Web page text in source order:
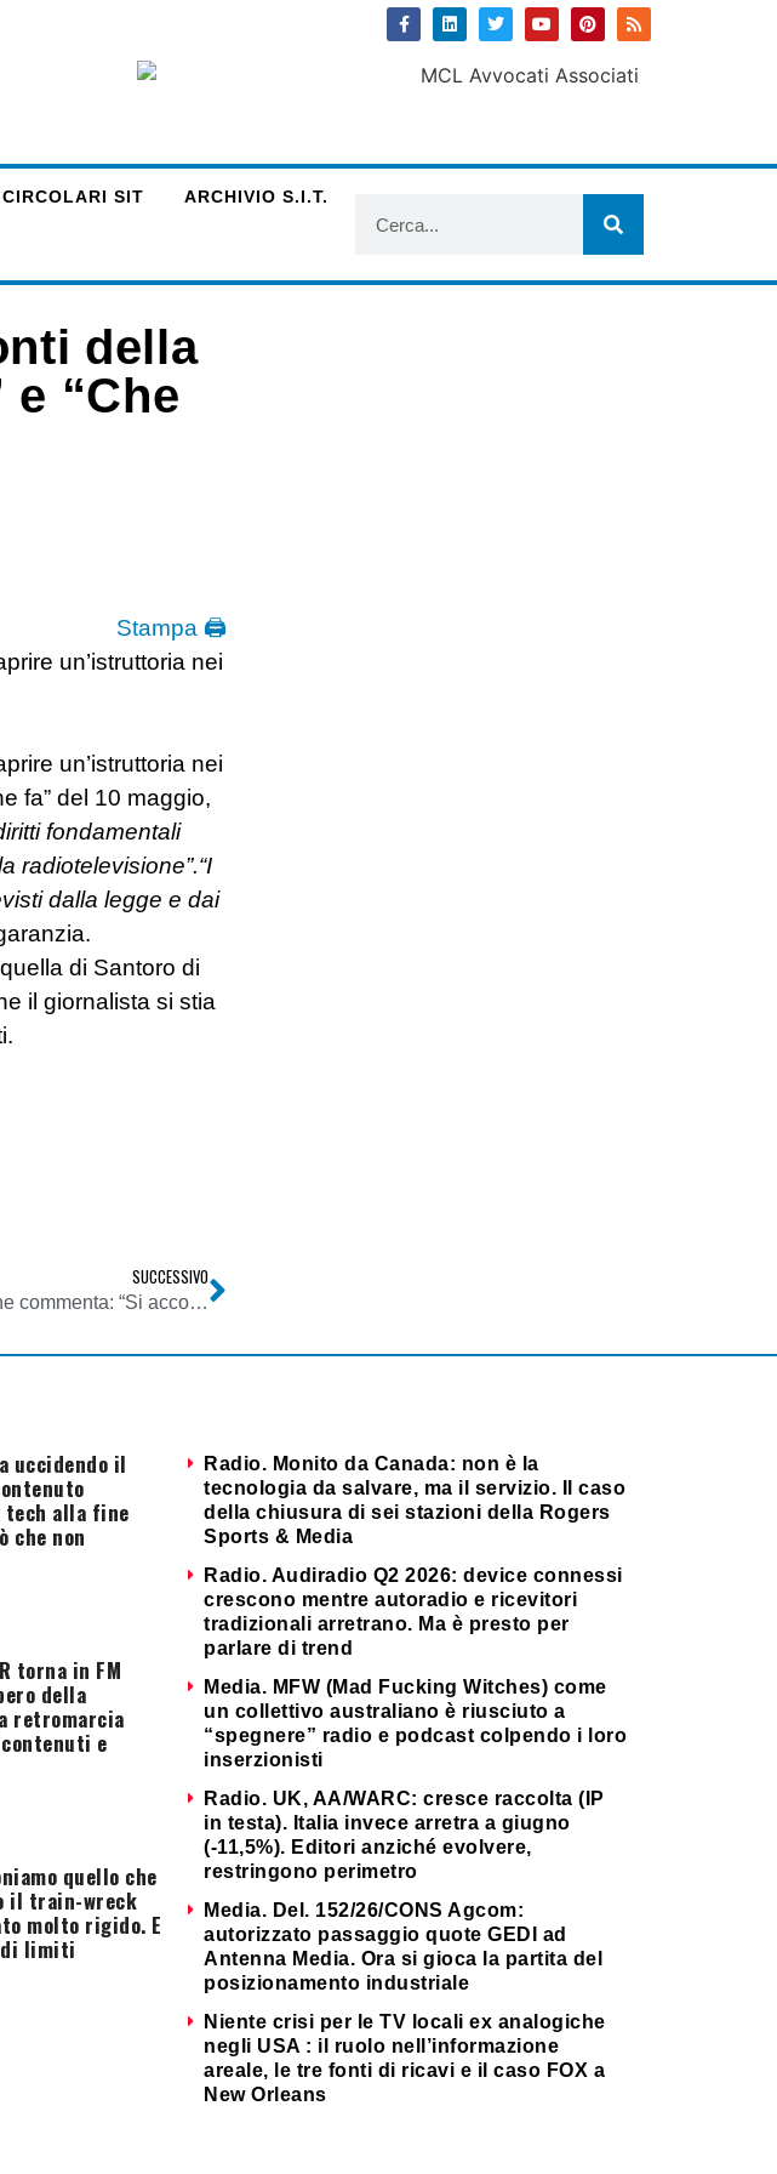
SIT ARCHIVIO S.I.T.
della
“Che
Stampa 🖨
un’istruttoria nei
un’istruttoria nei
fa” del 10 maggio,
fondamentali
radiotelevisione”.“I
dalla legge e dai
di Santoro di
il giornalista si stia
SUCCESSIVO
Schifani querela Marco Travaglio che commenta: “Si accomodi, tanto sono stato assolto otto volte su otto”
uccidendo il
alla fine
che non
torna in FM
della
retromarcia
e
quello che
il train-wreck
molto rigido. E
limiti
Radio. Monito da Canada: non è la
tecnologia da salvare, ma il servizio. Il caso
della chiusura di sei stazioni della Rogers
Sports & Media
Radio. Audiradio Q2 2026: device connessi
crescono mentre autoradio e ricevitori
tradizionali arretrano. Ma è presto per
parlare di trend
Media. MFW (Mad Fucking Witches) come
un collettivo australiano è riusciuto a
“spegnere” radio e podcast colpendo i loro
inserzionisti
Radio. UK, AA/WARC: cresce raccolta (IP
in testa). Italia invece arretra a giugno
(-11,5%). Editori anziché evolvere,
restringono perimetro
Media. Del. 152/26/CONS Agcom:
autorizzato passaggio quote GEDI ad
Antenna Media. Ora si gioca la partita del
posizionamento industriale
Niente crisi per le TV locali ex analogiche
negli USA : il ruolo nell’informazione
areale, le tre fonti di ricavi e il caso FOX a
New Orleans